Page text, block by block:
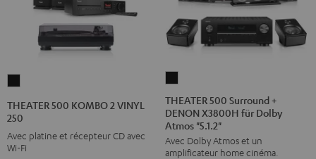
KOMBO
2
VINYL
THEATER 500 KOMBO 2 VINYL
250
Avec platine et récepteur CD avec
Wi-Fi
500
Surround
+
DENON
THEATER 500 Surround +
DENON X3800H für Dolby
Atmos "5.1.2"
Avec Dolby Atmos et un
amplificateur home cinéma.